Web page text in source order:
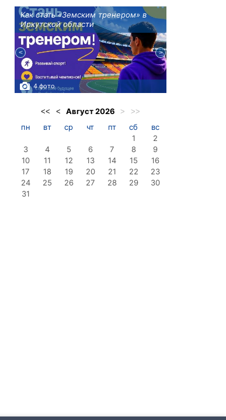
Как стать «Земским тренером» в
Иркутской области
4 фото
<< < Август2026 > >>
пн вт ср чт пт сб
вс
1
2
3
4 5 6 7 8
9
10
11 12 13 14 15
16
17
18 19 20 21 22
23
24
25 26 27 28 29
30
31